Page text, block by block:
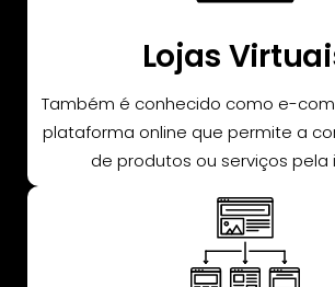
Lojas
Também é conhecido como e-
plataforma online que permite a
de produtos ou serviços pela